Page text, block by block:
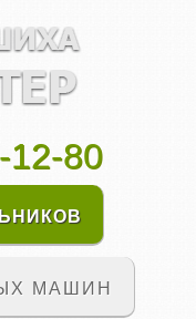
12-80
МАШИН